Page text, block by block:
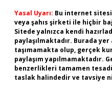
Yasal Uyarı: Bu internet
veya şahıs şirketi ile hiçbir
Sitede yalnızca kendi
paylaşılmaktadır. Burada
taşımamakta olup, gerçek
paylaşım yapılmamaktadır.
benzerlikleri tamamen
taslak halindedir ve tavsiye